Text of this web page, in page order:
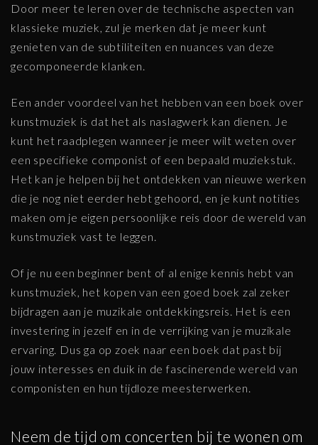
Door meer te leren over de technische aspecten van
klassieke muziek, zul je merken dat je meer kunt
genieten van de subtiliteiten en nuances van deze
gecomponeerde klanken.
Een ander voordeel van het hebben van een boek over
kunstmuziek is dat het als naslagwerk kan dienen. Je
kunt het raadplegen wanneer je meer wilt weten over
een specifieke componist of een bepaald muziekstuk.
Het kan je helpen bij het ontdekken van nieuwe werken
die je nog niet eerder hebt gehoord, en je kunt notities
maken om je eigen persoonlijke reis door de wereld van
kunstmuziek vast te leggen.
Of je nu een beginner bent of al enige kennis hebt van
kunstmuziek, het kopen van een goed boek zal zeker
bijdragen aan je muzikale ontdekkingsreis. Het is een
investering in jezelf en in de verrijking van je muzikale
ervaring. Dus ga op zoek naar een boek dat past bij
jouw interesses en duik in de fascinerende wereld van
componisten en hun tijdloze meesterwerken.
Neem de tijd om concerten bij te wonen om